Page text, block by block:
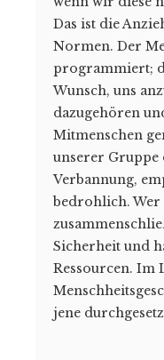
Das ist die
Normen. Der
programmiert;
Wunsch, uns
dazugehören
Mitmenschen
unserer
Verbannung,
bedrohlich.
Sicherheit und
Ressourcen. Im
jene